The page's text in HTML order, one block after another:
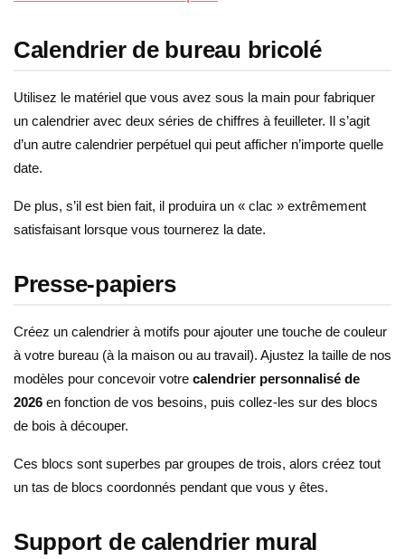
Calendrier de bureau bricolé
Utilisez le matériel que vous avez sous la main pour fabriquer
un calendrier avec deux séries de chiffres à feuilleter. Il s’agit
d’un autre calendrier perpétuel qui peut afficher n’importe quelle
date.
De plus, s’il est bien fait, il produira un « clac » extrêmement
satisfaisant lorsque vous tournerez la date.
Presse-papiers
Créez un calendrier à motifs pour ajouter une touche de couleur
à votre bureau (à la maison ou au travail). Ajustez la taille de nos
modèles pour concevoir votre calendrier personnalisé de
2026 en fonction de vos besoins, puis collez-les sur des blocs
de bois à découper.
Ces blocs sont superbes par groupes de trois, alors créez tout
un tas de blocs coordonnés pendant que vous y êtes.
Support de calendrier mural